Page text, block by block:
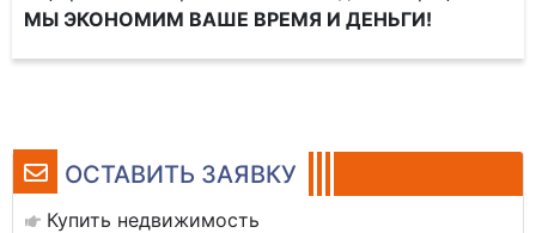
ОСТАВИТЬ ЗАЯВКУ
Купить недвижимость
МЫ ЭКОНОМИМ ВАШЕ ВРЕМЯ И ДЕНЬГИ!